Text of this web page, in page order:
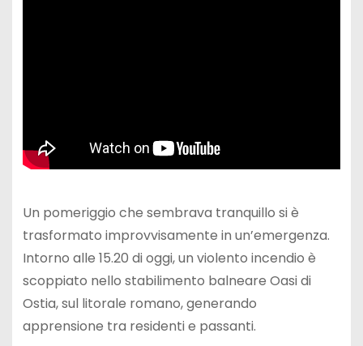
Un pomeriggio che sembrava tranquillo si è
trasformato improvvisamente in un’emergenza.
Intorno alle 15.20 di oggi, un violento incendio è
scoppiato nello stabilimento balneare Oasi di
Ostia, sul litorale romano, generando
apprensione tra residenti e passanti.